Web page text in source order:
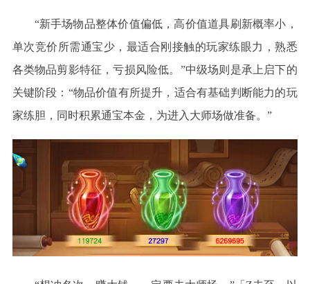
“新手场物品整体价值偏低，高价值道具刷新概率小，
单次竞价所需通宝少，最适合刚接触的玩家练眼力，熟悉
各类物品剪影特征，亏损风险低。”中级场则是承上启下的
关键阶段：“物品价值有所提升，适合有基础判断能力的玩
家练胆，同时积累通宝本金，为进入大师场做准备。”